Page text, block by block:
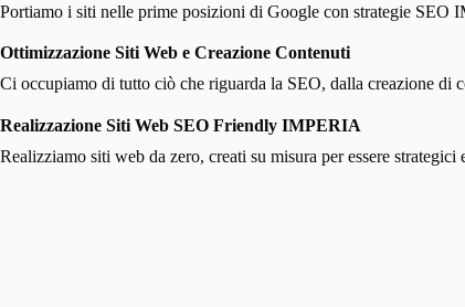
Portiamo i siti nelle prime posizioni di Google con strategie SEO
Ottimizzazione Siti Web e Creazione Contenuti
Ci occupiamo di tutto ciò che riguarda la SEO, dalla creazione
Realizzazione Siti Web SEO Friendly IMPERIA
Realizziamo siti web da zero, creati su misura per essere